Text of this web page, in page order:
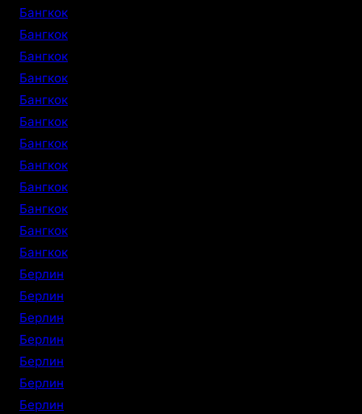
Бангкок
Бангкок
Бангкок
Бангкок
Бангкок
Бангкок
Бангкок
Бангкок
Бангкок
Бангкок
Бангкок
Бангкок
Берлин
Берлин
Берлин
Берлин
Берлин
Берлин
Берлин